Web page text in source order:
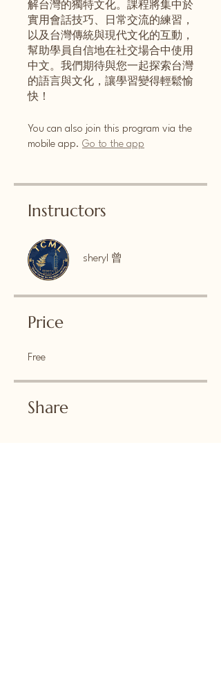
解台灣的獨特文化。課程將集中於
實用會話技巧、日常交流的練習，
以及台灣傳統與現代文化的互動，
幫助學員自信地在社交場合中使用
中文。我們期待與您一起探索台灣
的語言與文化，讓學習變得輕鬆愉
快！
You can also join this program via the
mobile app. Go to the app
Instructors
sheryl 曾
Price
Free
Share